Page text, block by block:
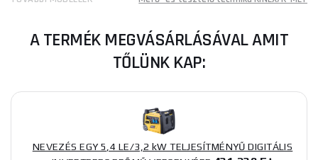
A TERMÉK MEGVÁSÁRLÁSÁVAL AMIT
TŐLÜNK KAP:
NEVEZÉS EGY 5,4 LE/3,2 kW TELJESÍTMÉNYŰ DIGITÁLIS